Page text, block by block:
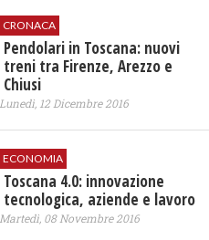
CRONACA
Pendolari in Toscana: nuovi
treni tra Firenze, Arezzo e
Chiusi
Lunedì, 12 Dicembre 2016
ECONOMIA
Toscana 4.0: innovazione
tecnologica, aziende e lavoro
Martedì, 08 Novembre 2016